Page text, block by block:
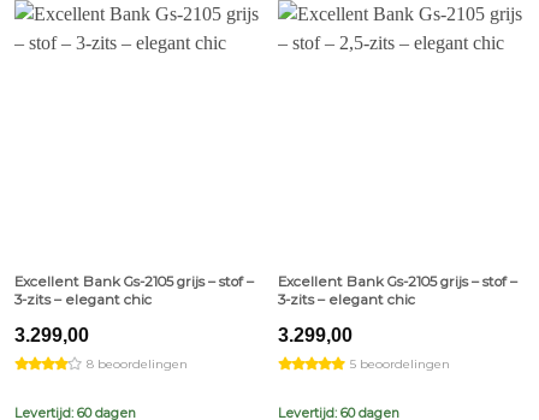
Excellent Bank Gs-2105 grijs – stof –
3-zits – elegant chic
3.299,00
8 beoordelingen
Levertijd: 60 dagen
Excellent Bank Gs-2105 grijs – stof –
3-zits – elegant chic
3.299,00
5 beoordelingen
Levertijd: 60 dagen